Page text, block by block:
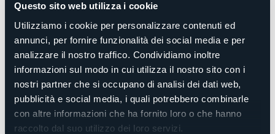
Questo sito web utilizza i cookie
Utilizziamo i cookie per personalizzare contenuti ed
annunci, per fornire funzionalità dei social media e per
analizzare il nostro traffico. Condividiamo inoltre
informazioni sul modo in cui utilizza il nostro sito con i
nostri partner che si occupano di analisi dei dati web,
pubblicità e social media, i quali potrebbero combinarle
con altre informazioni che ha fornito loro o che hanno
raccolto dal suo utilizzo dei loro servizi.
Carnevale Ambrosiano.
Per info e tutti i numeri utili visita la pagina dedicata
CLICCANDO QUIoppureCLICCANDO QUI
©️ È vietata ogni pubblicazione e diffusione dell'immagine a
siti esterni o a soggetti terzi non titolari del servizio
Cielo limpido 29,6°